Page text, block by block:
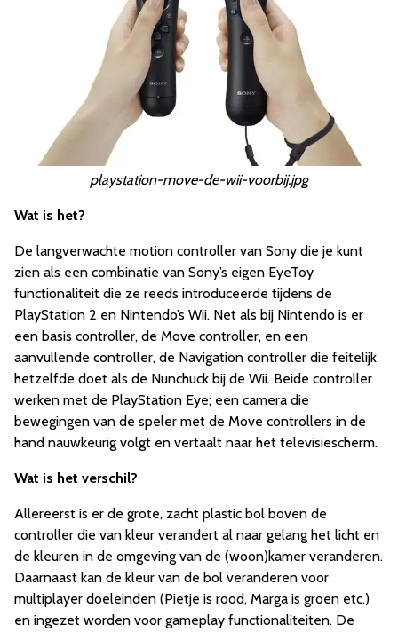
playstation-move-de-wii-voorbij.jpg
Wat is het?
De langverwachte motion controller van Sony die je kunt
zien als een combinatie van Sony’s eigen EyeToy
functionaliteit die ze reeds introduceerde tijdens de
PlayStation 2 en Nintendo’s Wii. Net als bij Nintendo is er
een basis controller, de Move controller, en een
aanvullende controller, de Navigation controller die feitelijk
hetzelfde doet als de Nunchuck bij de Wii. Beide controller
werken met de PlayStation Eye; een camera die
bewegingen van de speler met de Move controllers in de
hand nauwkeurig volgt en vertaalt naar het televisiescherm.
Wat is het verschil?
Allereerst is er de grote, zacht plastic bol boven de
controller die van kleur verandert al naar gelang het licht en
de kleuren in de omgeving van de (woon)kamer veranderen.
Daarnaast kan de kleur van de bol veranderen voor
multiplayer doeleinden (Pietje is rood, Marga is groen etc.)
en ingezet worden voor gameplay functionaliteiten. De